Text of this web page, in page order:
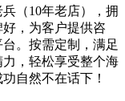
（10年老店），拥
，为客户提供咨
。按需定制，满足
，轻松享受整个海
自然不在话下！